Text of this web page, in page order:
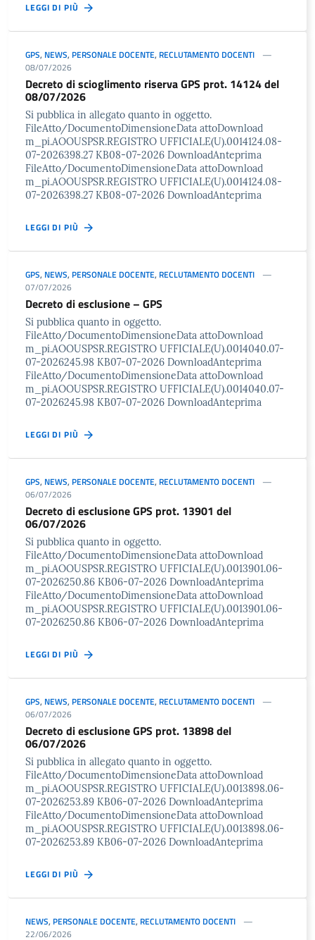
LEGGI DI PIÙ
GPS, NEWS, PERSONALE DOCENTE, RECLUTAMENTO DOCENTI
08/07/2026
Decreto di scioglimento riserva GPS prot. 14124 del
08/07/2026
Si pubblica in allegato quanto in oggetto.
FileAtto/DocumentoDimensioneData attoDownload
m_pi.AOOUSPSR.REGISTRO UFFICIALE(U).0014124.08-
07-2026398.27 KB08-07-2026 DownloadAnteprima
FileAtto/DocumentoDimensioneData attoDownload
m_pi.AOOUSPSR.REGISTRO UFFICIALE(U).0014124.08-
07-2026398.27 KB08-07-2026 DownloadAnteprima
LEGGI DI PIÙ
GPS, NEWS, PERSONALE DOCENTE, RECLUTAMENTO DOCENTI
07/07/2026
Decreto di esclusione – GPS
Si pubblica quanto in oggetto.
FileAtto/DocumentoDimensioneData attoDownload
m_pi.AOOUSPSR.REGISTRO UFFICIALE(U).0014040.07-
07-2026245.98 KB07-07-2026 DownloadAnteprima
FileAtto/DocumentoDimensioneData attoDownload
m_pi.AOOUSPSR.REGISTRO UFFICIALE(U).0014040.07-
07-2026245.98 KB07-07-2026 DownloadAnteprima
LEGGI DI PIÙ
GPS, NEWS, PERSONALE DOCENTE, RECLUTAMENTO DOCENTI
06/07/2026
Decreto di esclusione GPS prot. 13901 del
06/07/2026
Si pubblica quanto in oggetto.
FileAtto/DocumentoDimensioneData attoDownload
m_pi.AOOUSPSR.REGISTRO UFFICIALE(U).0013901.06-
07-2026250.86 KB06-07-2026 DownloadAnteprima
FileAtto/DocumentoDimensioneData attoDownload
m_pi.AOOUSPSR.REGISTRO UFFICIALE(U).0013901.06-
07-2026250.86 KB06-07-2026 DownloadAnteprima
LEGGI DI PIÙ
GPS, NEWS, PERSONALE DOCENTE, RECLUTAMENTO DOCENTI
06/07/2026
Decreto di esclusione GPS prot. 13898 del
06/07/2026
Si pubblica in allegato quanto in oggetto.
FileAtto/DocumentoDimensioneData attoDownload
m_pi.AOOUSPSR.REGISTRO UFFICIALE(U).0013898.06-
07-2026253.89 KB06-07-2026 DownloadAnteprima
FileAtto/DocumentoDimensioneData attoDownload
m_pi.AOOUSPSR.REGISTRO UFFICIALE(U).0013898.06-
07-2026253.89 KB06-07-2026 DownloadAnteprima
LEGGI DI PIÙ
NEWS, PERSONALE DOCENTE, RECLUTAMENTO DOCENTI
22/06/2026